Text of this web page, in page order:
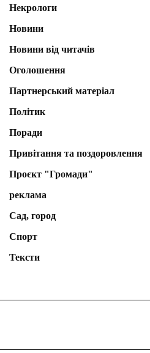
Некрологи
Новини
Новини від читачів
Оголошення
Партнерський матеріал
Політик
Поради
Привітання та поздоровлення
Проєкт "Громади"
реклама
Сад, город
Спорт
Тексти